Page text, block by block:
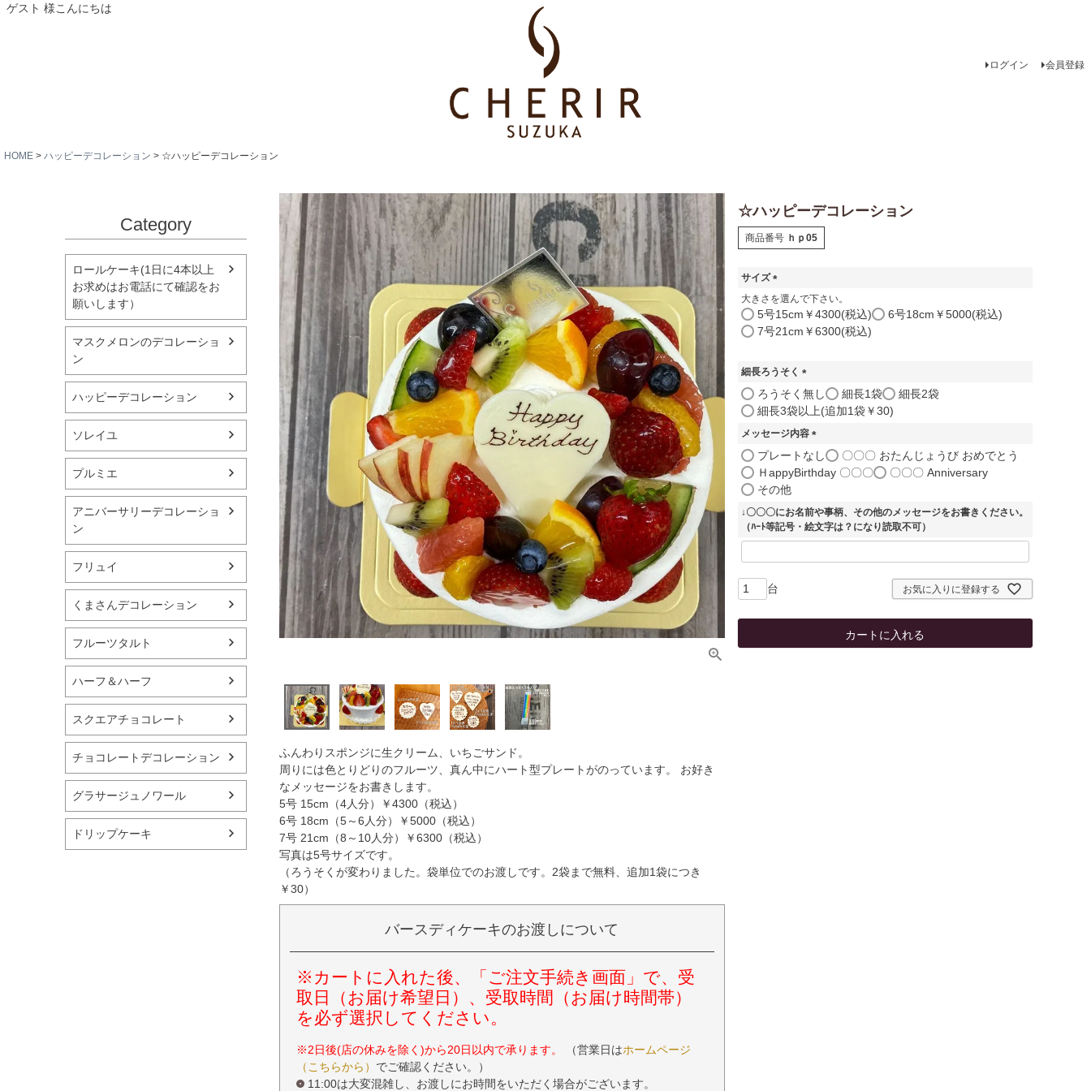
ゲスト 様こんにちは
ログイン 会員登録
HOME ハッピーデコレーション ☆ハッピーデコレーション
Category
ロールケーキ(1日に4本以上
お求めはお電話にて確認をお
願いします）
マスクメロンのデコレーショ
ン
ハッピーデコレーション
ソレイユ
プルミエ
アニバーサリーデコレーショ
ン
フリュイ
くまさんデコレーション
フルーツタルト
ハーフ＆ハーフ
スクエアチョコレート
チョコレートデコレーション
グラサージュノワール
ドリップケーキ
ふんわりスポンジに生クリーム、いちごサンド。
周りには色とりどりのフルーツ、真ん中にハート型プレートがのっています。 お好き
なメッセージをお書きします。
5号 15cm（4人分）￥4300（税込）
6号 18cm（5～6人分）￥5000（税込）
7号 21cm（8～10人分）￥6300（税込）
写真は5号サイズです。
（ろうそくが変わりました。袋単位でのお渡しです。2袋まで無料、追加1袋につき
￥30）
バースディケーキのお渡しについて
※カートに入れた後、「ご注文手続き画面」で、受
取日（お届け希望日）、受取時間（お届け時間帯）
を必ず選択してください。
※2日後(店の休みを除く)から20日以内で承ります。 （営業日はホームページ
（こちらから） でご確認ください。）
11:00は大変混雑し、お渡しにお時間をいただく場合がございます。
☆ハッピーデコレーション
商品番号 ｈｐ05
サイズ
(
必
須
)
大きさを選んで下さい。
5号15cm￥4300(税込)
6号18cm￥5000(税込)
7号21cm￥6300(税込)
細長ろうそく
(
必
須
)
ろうそく無し 細長1袋
細長2袋
細長3袋以上(追加1袋￥30)
メッセージ内容
(
須
プレートなし
〇〇〇 おたんじょうび おめでとう
ＨappyBirthday 〇〇〇
〇〇〇 Anniversary
その他
↓〇〇〇にお名前や事柄、その他のメッセージをお書きください。
（ﾊｰﾄ等記号・絵文字は？になり読取不可）
お気に入りに登録する
カートに入れる